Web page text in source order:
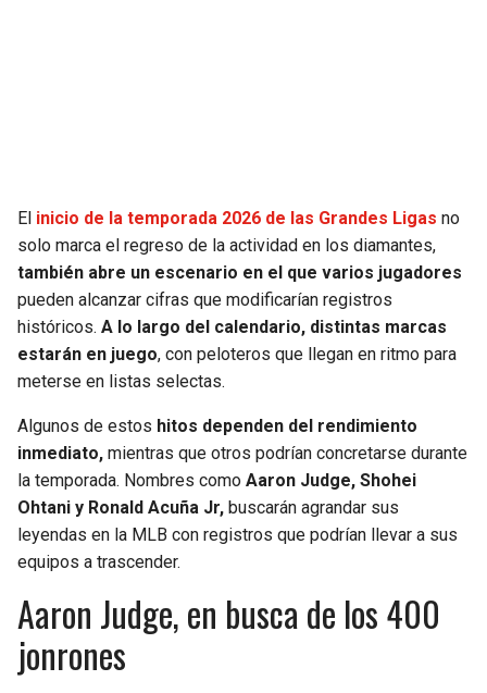
FALCONS
SAINTS
BUCCANEERS
TRAIL BLAZERS
El inicio de la temporada 2026 de las Grandes Ligas no
solo marca el regreso de la actividad en los diamantes,
también abre un escenario en el que varios jugadores
pueden alcanzar cifras que modificarían registros
históricos. A lo largo del calendario, distintas marcas
estarán en juego, con peloteros que llegan en ritmo para
meterse en listas selectas.
Algunos de estos hitos dependen del rendimiento
inmediato, mientras que otros podrían concretarse durante
la temporada. Nombres como Aaron Judge, Shohei
Ohtani y Ronald Acuña Jr, buscarán agrandar sus
leyendas en la MLB con registros que podrían llevar a sus
equipos a trascender.
Aaron Judge, en busca de los 400
jonrones